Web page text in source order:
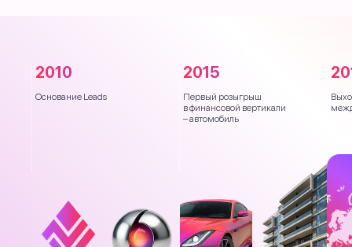
2010
Основание Leads
2015
Первый розыгрыш
в финансовой вертикали
– автомобиль